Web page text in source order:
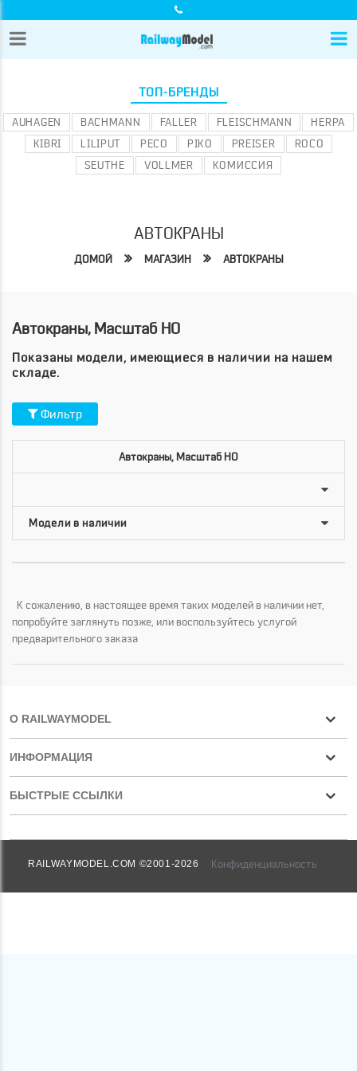
ТОП-БРЕНДЫ
AUHAGEN BACHMANN FALLER FLEISCHMANN
HERPA
KIBRI
LILIPUT PECO PIKO PREISER
ROCO
SEUTHE
VOLLMER КОМИССИЯ
АВТОКРАНЫ
ДОМОЙ МАГАЗИН АВТОКРАНЫ
Автокраны, Масштаб HO
Показаны модели, имеющиеся в наличии на нашем
складе.
Фильтр
Автокраны, Масштаб HO
К сожалению, в настоящее время таких моделей в наличии нет,
попробуйте заглянуть позже, или воспользуйтесь услугой
предварительного заказа
О RAILWAYMODEL
ИНФОРМАЦИЯ
БЫСТРЫЕ ССЫЛКИ
RAILWAYMODEL.COM ©2001-2026 Конфиденциальность